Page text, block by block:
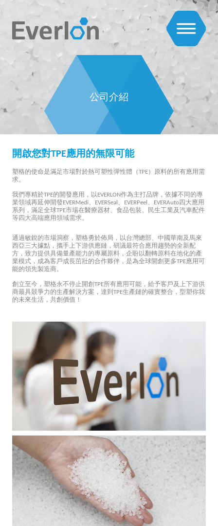
公司介紹
開啟您對TPE應用的無限可能
塑格的使命是滿足市場對於熱可塑性彈性體（TPE）原料的所有應用需
求。
我們專精於TPE的開發應用，以EVERLON作為主打品牌，依據不同的專
業領域再延伸開發EVERMedi、EVERSeal、EVERPeel、EVERAuto四大應用
系列，滿足全球TPE市場在醫療器材、食品包裝、民生工業及汽車配件
等四大高端應用領域需求。
通過敏銳的市場洞察，塑格勇於佈局，以台灣總部、中國華南及馬來
西亞三大據點，攜手上下游供應鏈，研議最符合應用趨勢的全新配
方，致力提供具備量產能力的專屬原料，企盼以翻轉原料在地化的產
業模式，成為客戶成長茁壯的合作夥伴，是為全球開創更多TPE應用可
能的領先製造商。
創立至今，塑格永不停止開創TPE所有應用可能，給予客戶及上下游供
商最具競爭力的生產解決方案，達到TPE生產鏈的確實整合，型塑你我
的未來生活，共創價值！